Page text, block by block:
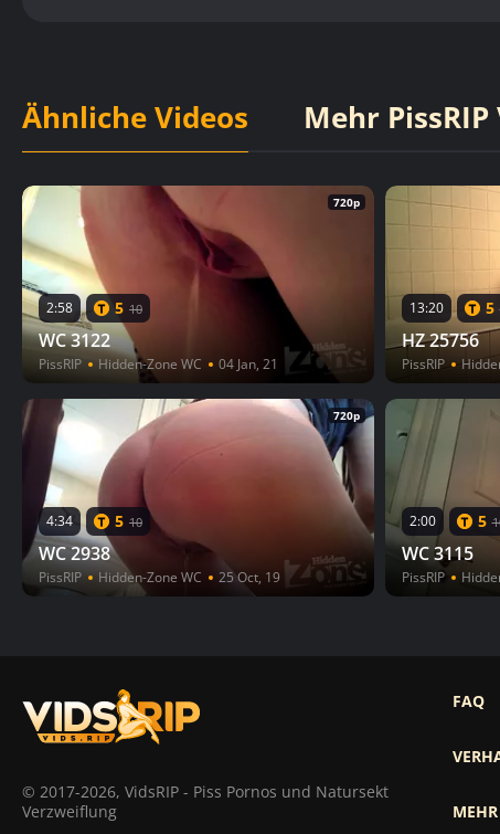
Ähnliche Videos Mehr PissRIP
720p
2:58 5 10
WC 3122
PissRIP Hidden-Zone WC 04 Jan, 21
13:20 5
HZ 25756
PissRIP
720p
4:34 5 10
WC 2938
PissRIP Hidden-Zone WC 25 Oct, 19
2:00 5
WC 3115
PissRIP
© 2017-2026, VidsRIP - Piss Pornos und Natursekt
Verzweiflung
FAQ